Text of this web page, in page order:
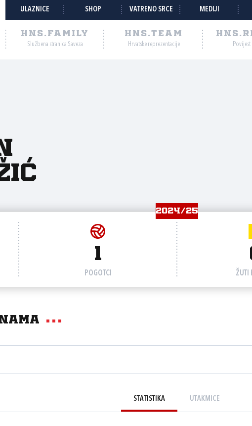
ULAZNICE SHOP VATRENO SRCE MEDIJI
HNS.FAMILY
Službena stranica Saveza
HNS.TEAM
Hrvatske reprezentacije Povijest
2024/25
1
POGOTCI ŽUTI
STATISTIKA UTAKMICE